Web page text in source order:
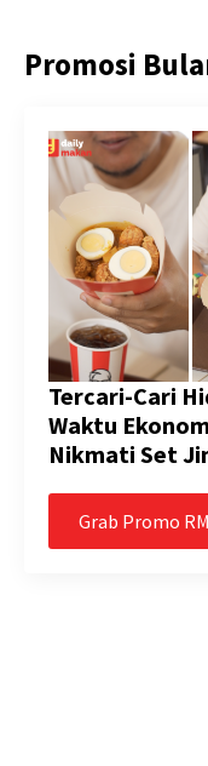
Promosi
Tercari-Cari
Waktu
Nikmati Set
Grab Promo